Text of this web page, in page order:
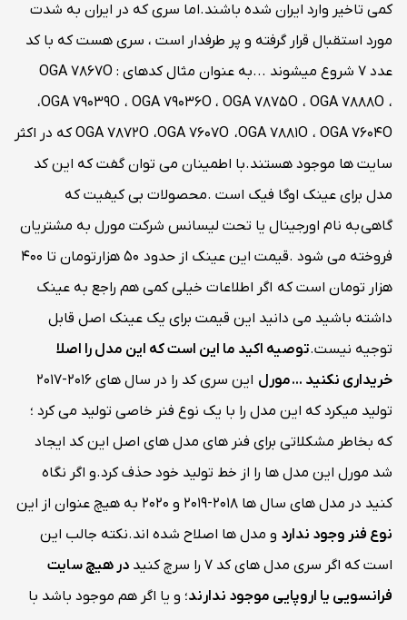
کمی تاخیر وارد ایران شده باشند.اما سری که در ایران به شدت
مورد استقبال قرار گرفته و پر طرفدار است ، سری هست که با کد
عدد 7 شروع میشوند ...به عنوان مثال کدهای : OGA 7867O
،OGA 79039O ، OGA 79036O ، OGA 7875O ، OGA 7888O ،
OGA 7872O ،OGA 7607O ،OGA 7881O ، OGA 7604O که در اکثر
سایت ها موجود هستند.با اطمینان می توان گفت که این کد
مدل برای عینک اوگا فیک است .محصولات بی کیفیت که
گاهی به نام اورجینال یا تحت لیسانس شرکت مورل به مشتریان
فروخته می شود .قیمت این عینک از حدود 50 هزارتومان تا 400
هزار تومان است که اگر اطلاعات خیلی کمی هم راجع به عینک
داشته باشید می دانید این قیمت برای یک عینک اصل قابل
توجیه نیست.توصیه اکید ما این است که این مدل را اصلا
خریداری نکنید ...مورل
این سری کد را در سال های 2016-2017
تولید میکرد که این مدل را با یک نوع فنر خاصی تولید می کرد ؛
که بخاطر مشکلاتی برای فنر های مدل های اصل این کد ایجاد
شد مورل این مدل ها را از خط تولید خود حذف کرد.و اگر نگاه
کنید در مدل های سال ها 2018-2019 و 2020 به هیچ عنوان از این
نوع فنر وجود ندارد و مدل ها اصلاح شده اند.نکته جالب این
است که اگر سری مدل های کد 7 را سرچ کنید
در هیچ سایت
فرانسویی یا اروپایی موجود ندارند؛ و یا اگر هم موجود باشد با